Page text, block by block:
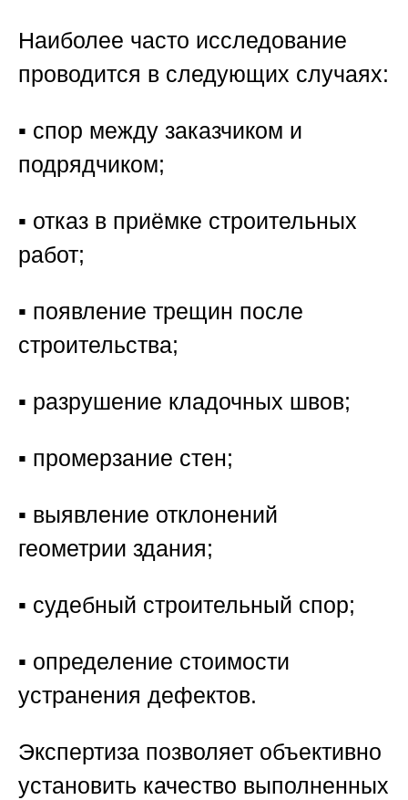
Наиболее часто исследование
проводится в следующих случаях:
▪️ спор между заказчиком и
подрядчиком;
▪️ отказ в приёмке строительных
работ;
▪️ появление трещин после
строительства;
▪️ разрушение кладочных швов;
▪️ промерзание стен;
▪️ выявление отклонений
геометрии здания;
▪️ судебный строительный спор;
▪️ определение стоимости
устранения дефектов.
Экспертиза позволяет объективно
установить качество выполненных